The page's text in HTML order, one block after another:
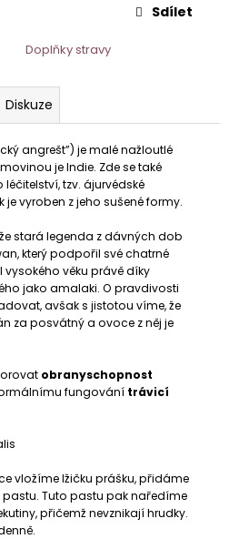
Doplňky stravy
Sdílet
Diskuze
angrešt”) je malé nažloutlé
je Indie. Zde se také
tzv. ájurvédské
vyroben z jeho sušené formy.
stará legenda z dávných dob
který podpořil své chatrné
věku právě díky
jako amalaki. O pravdivosti
avšak s jistotou víme, že
za posvátný a ovoce z něj je
obranyschopnost
fungování trávicí
vložíme lžičku prášku, přidáme
Tuto pastu pak naředíme
přičemž nevznikají hrudky.